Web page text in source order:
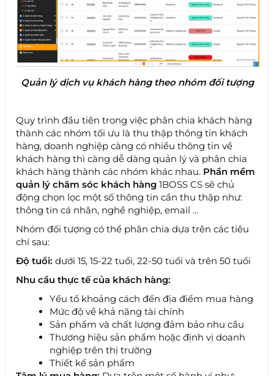
Quản lý dịch vụ khách hàng theo nhóm đối tượng
Quy trình đầu tiên trong việc phân chia khách hàng
thành các nhóm tối ưu là thu thập thông tin khách
hàng, doanh nghiệp càng có nhiều thông tin về
khách hàng thì càng dễ dàng quản lý và phân chia
khách hàng thành các nhóm khác nhau. Phần mềm
quản lý chăm sóc khách hàng1BOSS CS sẽ chủ
động chọn lọc một số thông tin cần thu thập như:
thông tin cá nhân, nghề nghiệp, email …
Nhóm đối tượng có thể phân chia dựa trên các tiêu
chí sau:
Độ tuổi:dưới 15, 15-22 tuổi, 22-50 tuổi và trên 50 tuổi
Nhu cầu thực tế của khách hàng:
Yếu tố khoảng cách đến địa điểm mua hàng
Mức độ về khả năng tài chính
Sản phẩm và chất lượng đảm bảo nhu cầu
Thương hiệu sản phẩm hoặc định vị doanh
nghiệp trên thị trường
Thiết kế sản phẩm